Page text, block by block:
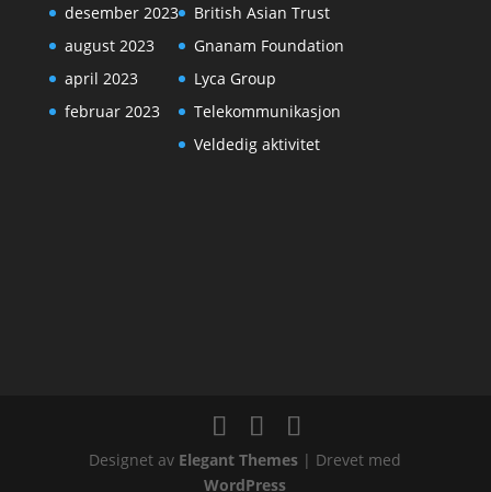
desember 2023
august 2023
april 2023
februar 2023
British Asian Trust
Gnanam Foundation
Lyca Group
Telekommunikasjon
Veldedig aktivitet
Designet av Elegant Themes | Drevet med
WordPress